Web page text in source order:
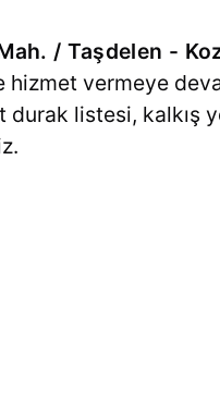
/ Taşdelen -
hizmet vermeye
durak listesi, kalkış